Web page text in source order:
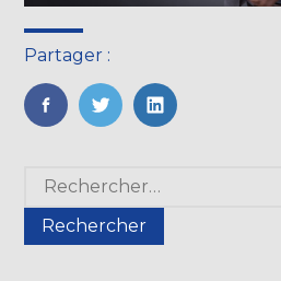
Partager :
FaceBook
TwitterLinkedIn
Blog
sidebar
Rechercher :